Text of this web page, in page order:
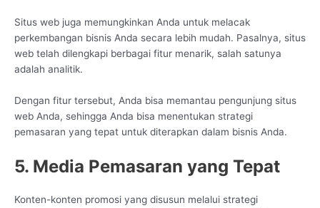
Situs web juga memungkinkan Anda untuk melacak
perkembangan bisnis Anda secara lebih mudah. Pasalnya, situs
web telah dilengkapi berbagai fitur menarik, salah satunya
adalah analitik.
Dengan fitur tersebut, Anda bisa memantau pengunjung situs
web Anda, sehingga Anda bisa menentukan strategi
pemasaran yang tepat untuk diterapkan dalam bisnis Anda.
5. Media Pemasaran yang Tepat
Konten-konten promosi yang disusun melalui strategi